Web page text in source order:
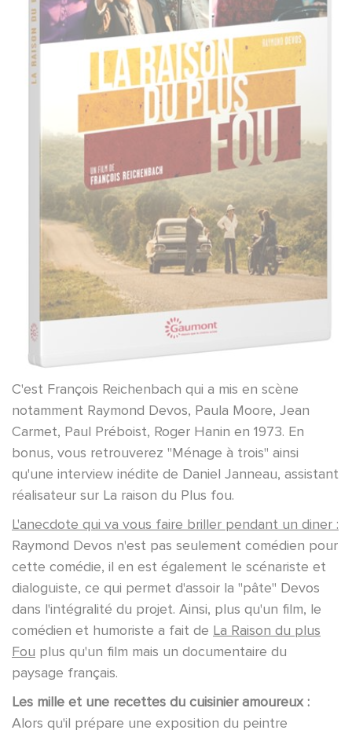
C'est François Reichenbach qui a mis en scène
notamment Raymond Devos, Paula Moore, Jean
Carmet, Paul Préboist, Roger Hanin en 1973. En
bonus, vous retrouverez "Ménage à trois" ainsi
qu'une interview inédite de Daniel Janneau, assistant
réalisateur sur La raison du Plus fou.
L'anecdote qui va vous faire briller pendant un diner :
Raymond Devos n'est pas seulement comédien pour
cette comédie, il en est également le scénariste et
dialoguiste, ce qui permet d'assoir la "pâte" Devos
dans l'intégralité du projet. Ainsi, plus qu'un film, le
comédien et humoriste a fait de La Raison du plus
Fou plus qu'un film mais un documentaire du
paysage français.
Les mille et une recettes du cuisinier amoureux :
Alors qu'il prépare une exposition du peintre